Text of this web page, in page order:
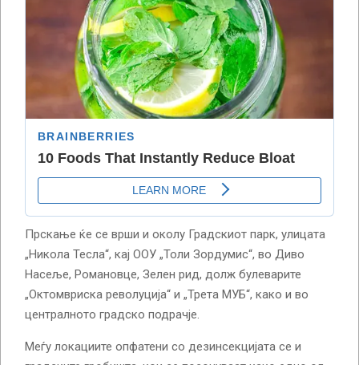
Прскање ќе се врши и околу Градскиот парк, улицата
„Никола Тесла“, кај ООУ „Толи Зордумис“, во Диво
Насеље, Романовце, Зелен рид, долж булеварите
„Октомвриска револуција“ и „Трета МУБ“, како и во
централното градско подрачје.
Меѓу локациите опфатени со дезинсекцијата се и